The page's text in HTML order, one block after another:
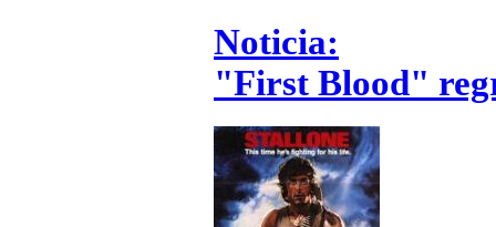
Noticia:
"First Blood"